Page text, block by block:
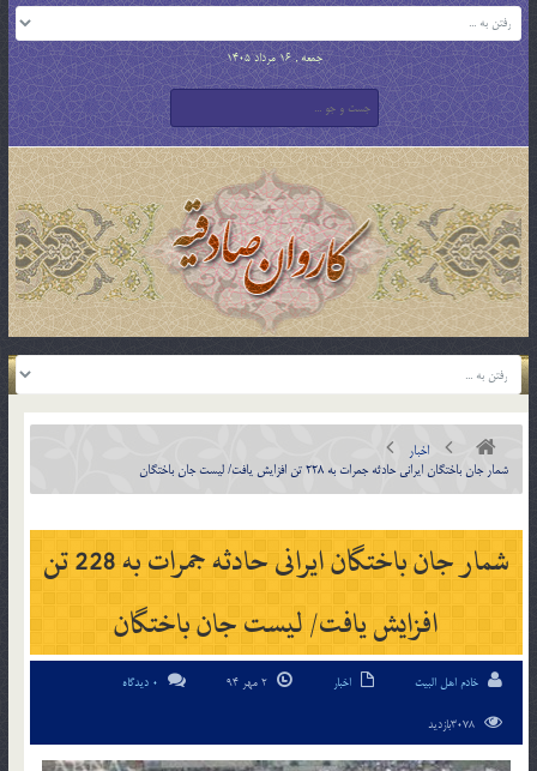
جمعه , 16 مرداد 1405
اخبار
شمار جان باختگان ایرانی حادثه جمرات به 228 تن افزایش یافت/ لیست جان باختگان
شمار جان باختگان ایرانی حادثه جمرات به 228 تن
افزایش یافت/ لیست جان باختگان
خادم اهل البیت اخبار 0 دیدگاه